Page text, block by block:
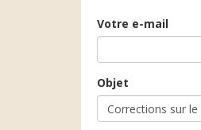
Votre e-mail
Objet